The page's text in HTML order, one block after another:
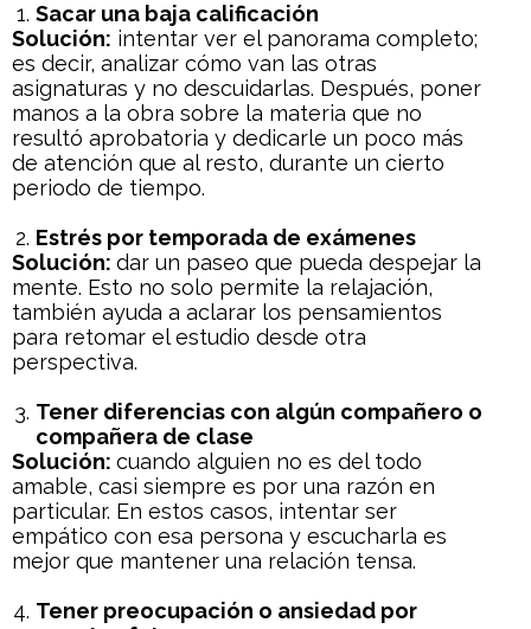
Sacar una baja calificación
Solución: intentar ver el panorama completo;
es decir, analizar cómo van las otras
asignaturas y no descuidarlas. Después, poner
manos a la obra sobre la materia que no
resultó aprobatoria y dedicarle un poco más
de atención que al resto, durante un cierto
periodo de tiempo.
Estrés por temporada de exámenes
Solución: dar un paseo que pueda despejar la
mente. Esto no solo permite la relajación,
también ayuda a aclarar los pensamientos
para retomar el estudio desde otra
perspectiva.
Tener diferencias con algún compañero o
compañera de clase
Solución: cuando alguien no es del todo
amable, casi siempre es por una razón en
particular. En estos casos, intentar ser
empático con esa persona y escucharla es
mejor que mantener una relación tensa.
Tener preocupación o ansiedad por